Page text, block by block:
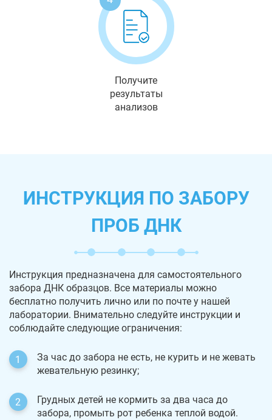
Получите
результаты
анализов
ИНСТРУКЦИЯ ПО ЗАБОРУ
ПРОБ ДНК
Инструкция предназначена для самостоятельного
забора ДНК образцов. Все материалы можно
бесплатно получить лично или по почте у нашей
лаборатории. Внимательно следуйте инструкции и
соблюдайте следующие ограничения:
За час до забора не есть, не курить и не жевать
жевательную резинку;
Грудных детей не кормить за два часа до
забора, промыть рот ребенка теплой водой.